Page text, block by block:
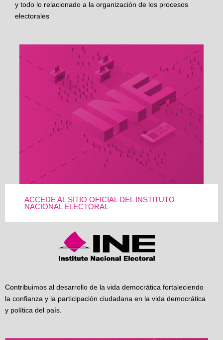
y todo lo relacionado a la organización de los procesos
electorales
ACCEDE AL SITIO OFICIAL DEL INSTITUTO
NACIONAL ELECTORAL
Contribuimos al desarrollo de la vida democrática fortaleciendo
la confianza y la participación ciudadana en la vida democrática
y política del país.